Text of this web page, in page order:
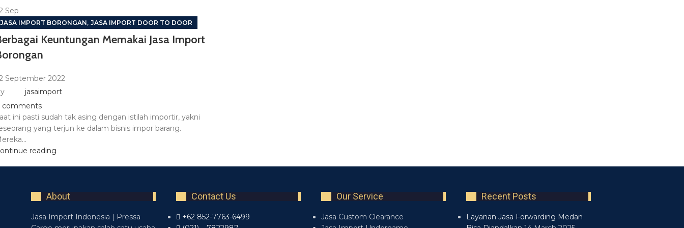
Sep
JASA IMPORT BORONGAN, JASA IMPORT DOOR TO DOOR
Keuntungan Memakai Jasa Import
September 2022
jasaimport
comments
ini pasti sudah tak asing dengan istilah importir, yakni
yang terjun ke dalam bisnis impor barang.
reading
About
Jasa Import Indonesia | Pressa
Contact Us
+62 852-7763-6499
Our Service
Jasa Custom Clearance
Recent Posts
Layanan Jasa Forwarding Medan